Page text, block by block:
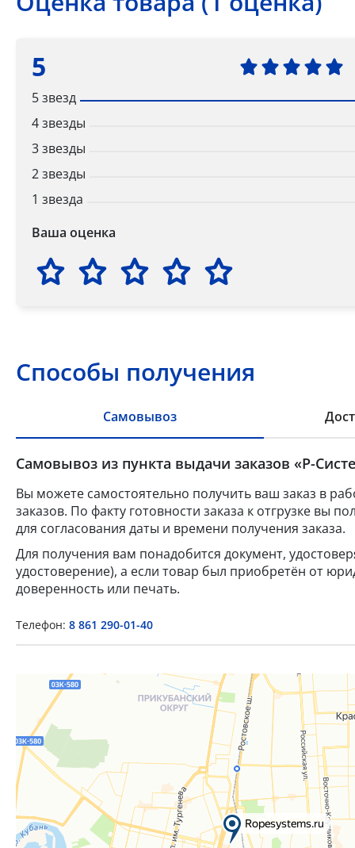
5
5 звезд
4 звезды
3 звезды
2 звезды
1 звезда
Ваша оценка
Способы получения
Самовывоз
Самовывоз из пункта выдачи заказов «Р-
Вы можете самостоятельно получить ваш заказ в
заказов. По факту готовности заказа к отгрузке вы
для согласования даты и времени получения заказа.
Для получения вам понадобится документ,
удостоверение), а если товар был приобретён от
доверенность или печать.
Телефон: 8 861 290-01-40